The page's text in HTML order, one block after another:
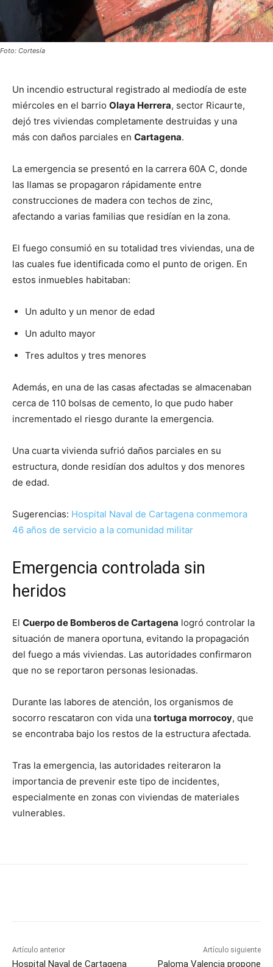
Foto: Cortesía
Un incendio estructural registrado al mediodía de este
miércoles en el barrio Olaya Herrera, sector Ricaurte,
dejó tres viviendas completamente destruidas y una
más con daños parciales en Cartagena.
La emergencia se presentó en la carrera 60A C, donde
las llamas se propagaron rápidamente entre
construcciones de madera con techos de zinc,
afectando a varias familias que residían en la zona.
El fuego consumió en su totalidad tres viviendas, una de
las cuales fue identificada como el punto de origen. En
estos inmuebles habitaban:
Un adulto y un menor de edad
Un adulto mayor
Tres adultos y tres menores
Además, en una de las casas afectadas se almacenaban
cerca de 110 bolsas de cemento, lo que pudo haber
incrementado el riesgo durante la emergencia.
Una cuarta vivienda sufrió daños parciales en su
estructura, donde residían dos adultos y dos menores
de edad.
Sugerencias: Hospital Naval de Cartagena conmemora
46 años de servicio a la comunidad militar
Emergencia controlada sin
heridos
El Cuerpo de Bomberos de Cartagena logró controlar la
situación de manera oportuna, evitando la propagación
del fuego a más viviendas. Las autoridades confirmaron
que no se reportaron personas lesionadas.
Durante las labores de atención, los organismos de
socorro rescataron con vida una tortuga morrocoy, que
se encontraba bajo los restos de la estructura afectada.
Tras la emergencia, las autoridades reiteraron la
importancia de prevenir este tipo de incidentes,
especialmente en zonas con viviendas de materiales
vulnerables.
Artículo anterior
Hospital Naval de Cartagena
Artículo siguiente
Paloma Valencia propone